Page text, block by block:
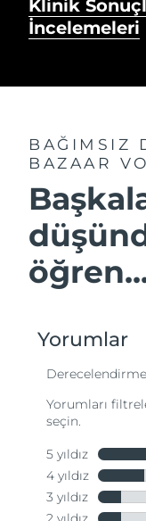
Klinik
İncelemeleri
BAĞIMSIZ
BAZAAR